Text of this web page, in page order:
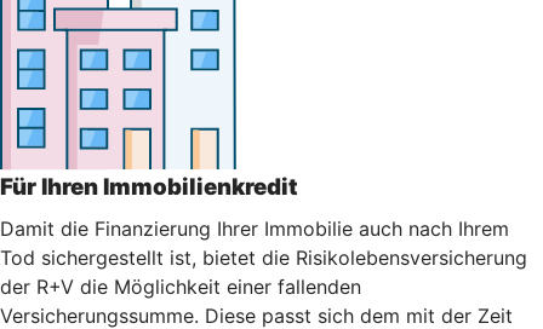
Für Ihren Immobilienkredit
Damit die Finanzierung Ihrer Immobilie auch nach Ihrem
Tod sichergestellt ist, bietet die Risikolebensversicherung
der R+V die Möglichkeit einer fallenden
Versicherungssumme. Diese passt sich dem mit der Zeit